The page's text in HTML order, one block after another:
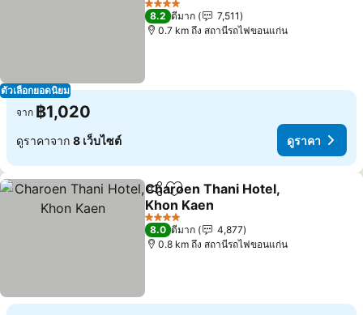
ตัวเลือกยอดนิยม
4 ดาว
8.2 ดีมาก
7,511
0.7 km ถึง สถานีรถไฟขอนแก่น
จาก ฿1,020
ดูราคาจาก 8 เว็บไซต์ ดูราคา
แชร์ เพิ่มในรายการโปรด
Charoen Thani Hotel,
Khon Kaen
4 ดาว
8.0 ดีมาก
4,877
0.8 km ถึง สถานีรถไฟขอนแก่น